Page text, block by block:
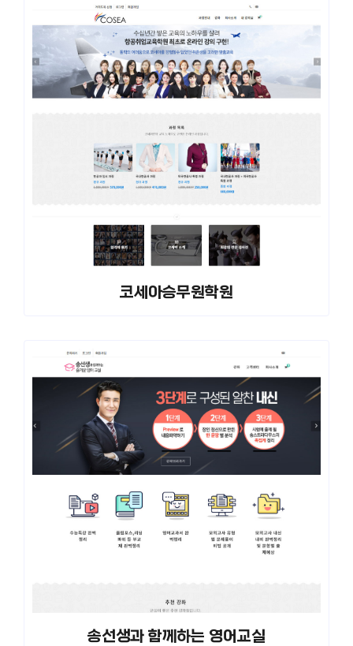
코세아승무원학원
송선생과 함께하는 영어교실